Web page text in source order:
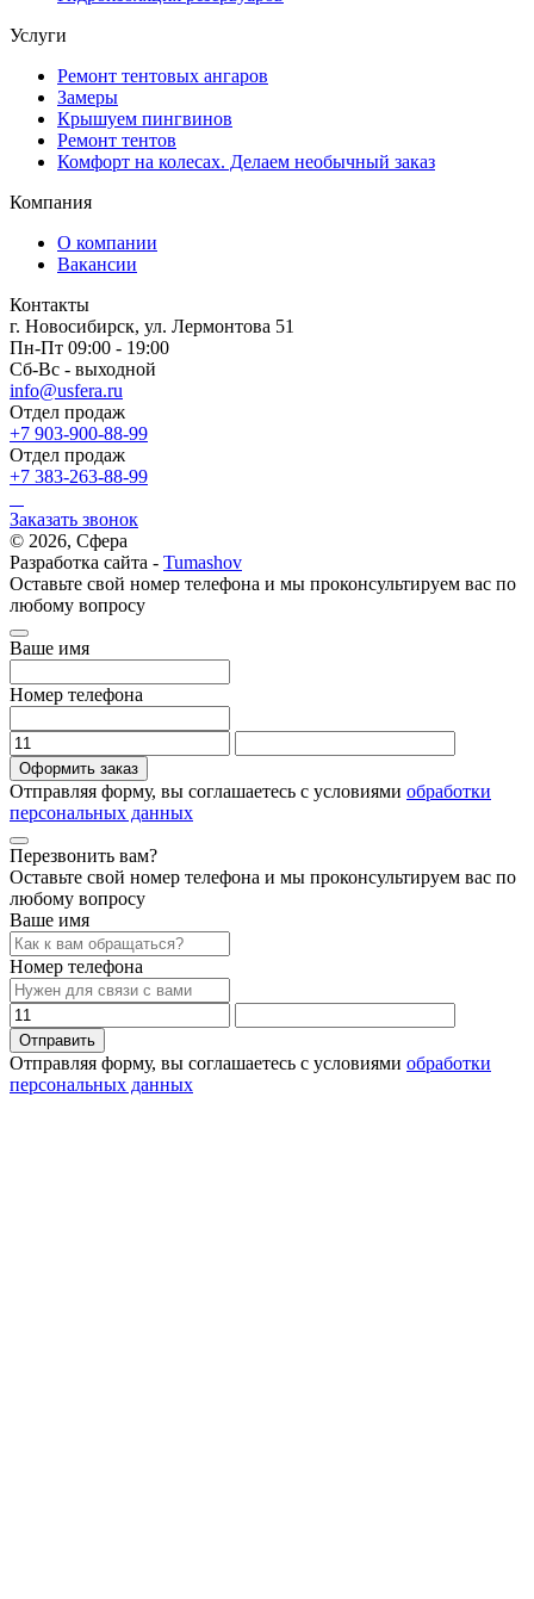
Услуги
Ремонт тентовых ангаров
Замеры
Крышуем пингвинов
Ремонт тентов
Комфорт на колесах. Делаем необычный заказ
Компания
О компании
Вакансии
Контакты
г. Новосибирск, ул. Лермонтова 51
Пн-Пт 09:00 - 19:00
Сб-Вс - выходной
info@usfera.ru
Отдел продаж
+7 903-900-88-99
Отдел продаж
+7 383-263-88-99
Заказать звонок
© 2026, Сфера
Разработка сайта - Tumashov
Оставьте свой номер телефона и мы проконсультируем вас по
любому вопросу
Ваше имя
Номер телефона
Оформить заказ
Отправляя форму, вы соглашаетесь с условиями обработки
персональных данных
Перезвонить вам?
Оставьте свой номер телефона и мы проконсультируем вас по
любому вопросу
Ваше имя
Номер телефона
Отправить
Отправляя форму, вы соглашаетесь с условиями обработки
персональных данных